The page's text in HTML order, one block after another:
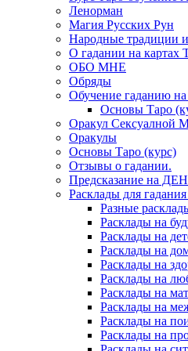
Ленорман
Магия Русских Рун
Народные традиции
О гадании на картах
ОБО МНЕ
Обряды
Обучение гаданию на
Основы Таро
Оракул Сексуалной
Оракулы
Основы Таро (курс)
Отзывы о гадании.
Предсказание на
Расклады для гадания
Разные
Расклады на
Расклады на
Расклады на
Расклады на
Расклады на
Расклады на
Расклады на
Расклады на
Расклады на